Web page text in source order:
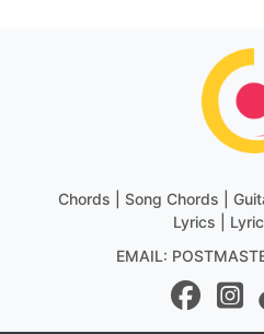
Chords | Song Chords |
Lyrics |
EMAIL: